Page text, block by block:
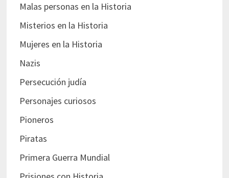
Malas personas en la Historia
Misterios en la Historia
Mujeres en la Historia
Nazis
Persecución judía
Personajes curiosos
Pioneros
Piratas
Primera Guerra Mundial